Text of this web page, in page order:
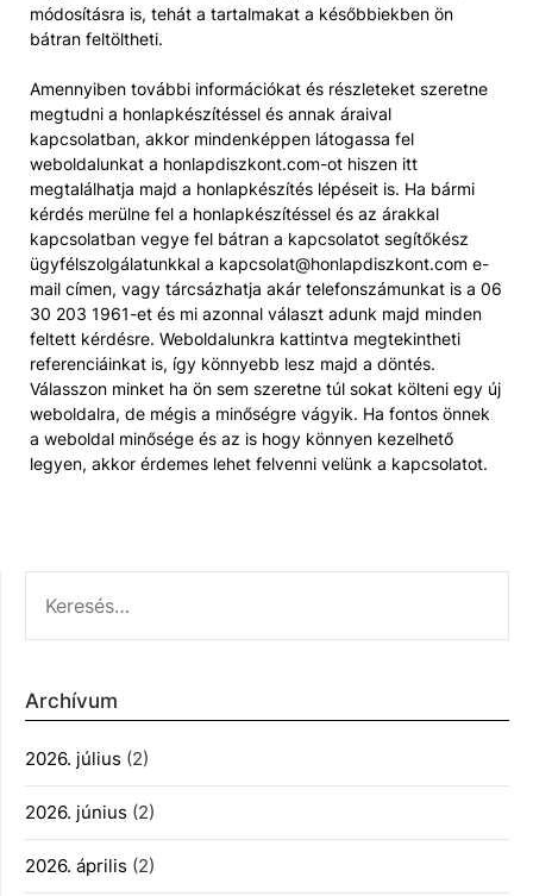
módosításra is, tehát a tartalmakat a későbbiekben ön
bátran feltöltheti.
Amennyiben további információkat és részleteket szeretne
megtudni a honlapkészítéssel és annak áraival
kapcsolatban, akkor mindenképpen látogassa fel
weboldalunkat a honlapdiszkont.com-ot hiszen itt
megtalálhatja majd a honlapkészítés lépéseit is. Ha bármi
kérdés merülne fel a honlapkészítéssel és az árakkal
kapcsolatban vegye fel bátran a kapcsolatot segítőkész
ügyfélszolgálatunkkal a kapcsolat@honlapdiszkont.com e-
mail címen, vagy tárcsázhatja akár telefonszámunkat is a 06
30 203 1961-et és mi azonnal választ adunk majd minden
feltett kérdésre. Weboldalunkra kattintva megtekintheti
referenciáinkat is, így könnyebb lesz majd a döntés.
Válasszon minket ha ön sem szeretne túl sokat költeni egy új
weboldalra, de mégis a minőségre vágyik. Ha fontos önnek
a weboldal minősége és az is hogy könnyen kezelhető
legyen, akkor érdemes lehet felvenni velünk a kapcsolatot.
Archívum
2026. július (2)
2026. június (2)
2026. április (2)